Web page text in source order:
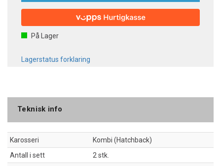
På Lager
Lagerstatus forklaring
Teknisk info
Karosseri
Kombi (Hatchback)
Antall i sett
2 stk.